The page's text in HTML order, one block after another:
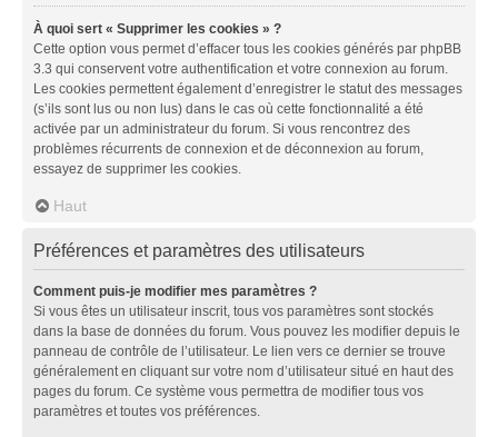
À quoi sert « Supprimer les cookies » ?
Cette option vous permet d’effacer tous les cookies générés par phpBB
3.3 qui conservent votre authentification et votre connexion au forum.
Les cookies permettent également d’enregistrer le statut des messages
(s’ils sont lus ou non lus) dans le cas où cette fonctionnalité a été
activée par un administrateur du forum. Si vous rencontrez des
problèmes récurrents de connexion et de déconnexion au forum,
essayez de supprimer les cookies.
Haut
Préférences et paramètres des utilisateurs
Comment puis-je modifier mes paramètres ?
Si vous êtes un utilisateur inscrit, tous vos paramètres sont stockés
dans la base de données du forum. Vous pouvez les modifier depuis le
panneau de contrôle de l’utilisateur. Le lien vers ce dernier se trouve
généralement en cliquant sur votre nom d’utilisateur situé en haut des
pages du forum. Ce système vous permettra de modifier tous vos
paramètres et toutes vos préférences.